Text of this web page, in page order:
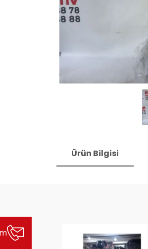
Ürün Bilgisi